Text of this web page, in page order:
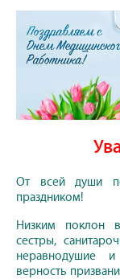
От всей души
праздником!
Низким поклон
сестры,
неравнодушие
верность